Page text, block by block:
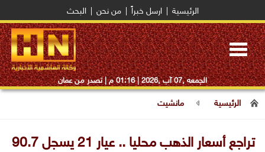
الرئيسية ارسل خبراً من نحن البحث
Toggle
navigation
الجمعه ,07 آب ,2026 | 01:16 م | تصدر من عمان
الرئيسية مانشيت
تراجع أسعار الذهب محليا .. عيار 21 يسجل 90.7